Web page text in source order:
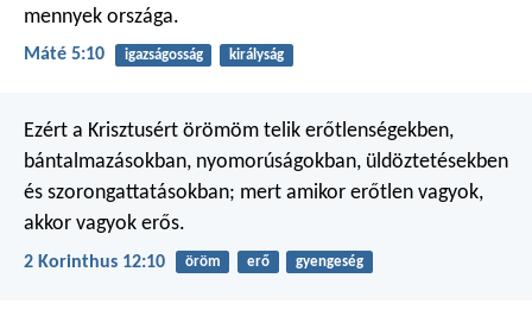
mennyek országa.
Máté 5:10 igazságosság királyság
Ezért a Krisztusért örömöm telik erőtlenségekben,
bántalmazásokban, nyomorúságokban, üldöztetésekben
és szorongattatásokban; mert amikor erőtlen vagyok,
akkor vagyok erős.
2 Korinthus 12:10 öröm erő gyengeség